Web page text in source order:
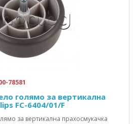
78581
голямо за вертикална
FC-6404/01/F
за вертикална прахосмукачка